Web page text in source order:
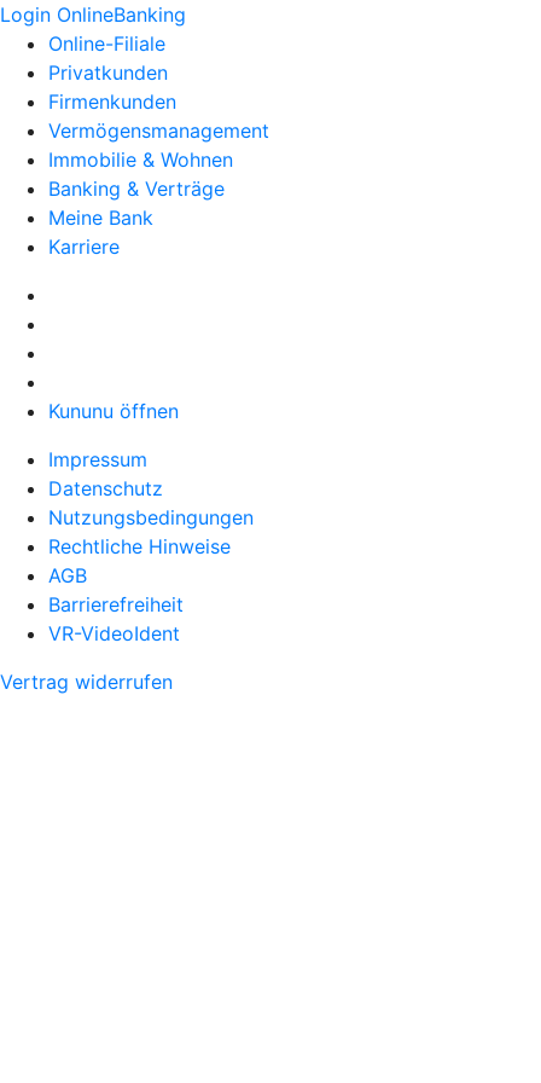
Login OnlineBanking
Online-Filiale
Privatkunden
Firmenkunden
Vermögensmanagement
Immobilie & Wohnen
Banking & Verträge
Meine Bank
Karriere
Kununu öffnen
Impressum
Datenschutz
Nutzungsbedingungen
Rechtliche Hinweise
AGB
Barrierefreiheit
VR-VideoIdent
Vertrag widerrufen